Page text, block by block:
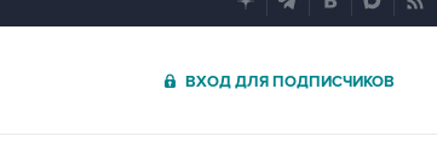
ВХОД ДЛЯ ПОДПИСЧИКОВ